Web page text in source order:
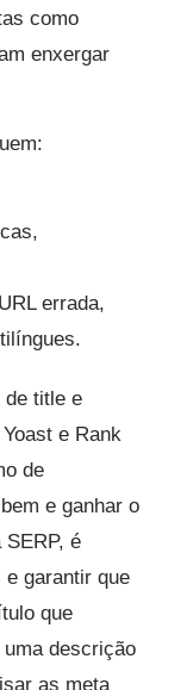
como
enxergar
errada,
de title e
e Rank
de
e ganhar o
é
garantir que
que
descrição
as meta